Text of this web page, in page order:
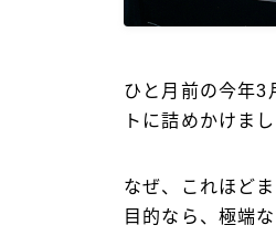
ひと月前の今年3
トに詰めかけまし
なぜ、これほど
目的なら、極端